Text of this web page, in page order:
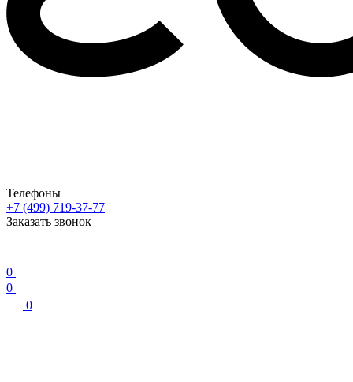
Телефоны
+7 (499) 719-37-77
Заказать звонок
0
0
0